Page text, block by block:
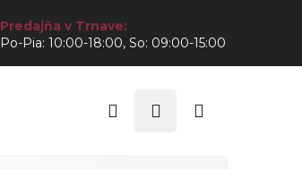
Predajňa v Trnave:
Po-Pia: 10:00-18:00, So: 09:00-15:00
Hľadať Prihlásenie